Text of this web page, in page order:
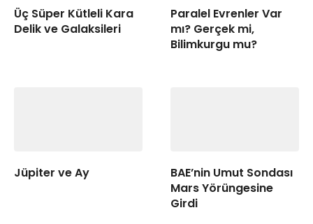
Üç Süper Kütleli Kara
Delik ve Galaksileri
Paralel Evrenler Var
mı? Gerçek mi,
Bilimkurgu mu?
Jüpiter ve Ay
BAE’nin Umut Sondası
Mars Yörüngesine
Girdi